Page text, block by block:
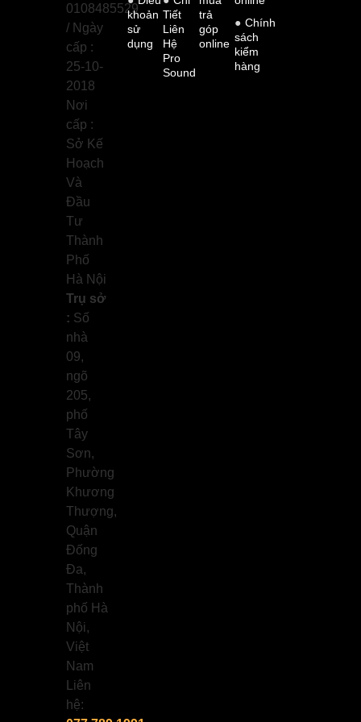
0108485529
/ Ngày
cấp :
25-10-
2018
Nơi
cấp :
Sở Kế
Hoạch
Và
Đầu
Tư
Thành
Phố
Hà Nội
Trụ sở
: Số
nhà
09,
ngõ
205,
phố
Tây
Sơn,
Phường
Khương
Thượng,
Quận
Đống
Đa,
Thành
phố Hà
Nội,
Việt
Nam
Liên
hệ:
khoản
sử
dụng
Tiết
Liên
Hệ
Pro
Sound
trả
góp
online
Chính
sách
kiểm
hàng